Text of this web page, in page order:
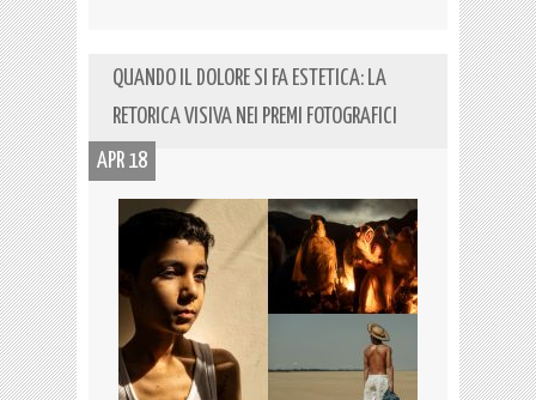
QUANDO IL DOLORE SI FA ESTETICA: LA
RETORICA VISIVA NEI PREMI FOTOGRAFICI
APR 18